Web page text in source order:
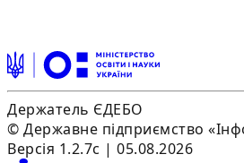
Держатель ЄДЕБО
© Державне підприємство
Версія 1.2.7c | 05.08.2026